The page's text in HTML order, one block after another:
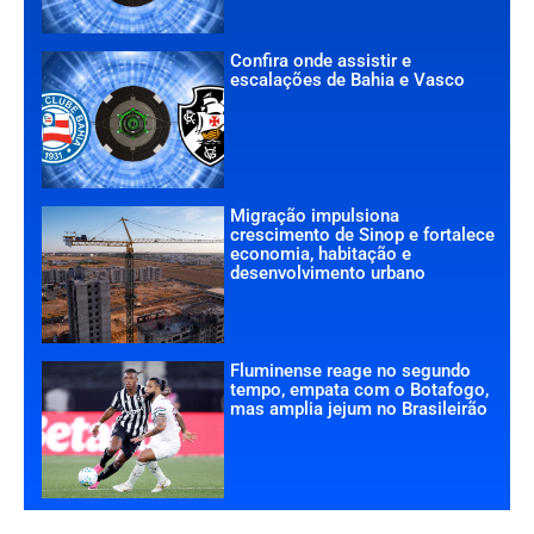
Confira onde assistir e
escalações de Bahia e Vasco
Migração impulsiona
crescimento de Sinop e fortalece
economia, habitação e
desenvolvimento urbano
Fluminense reage no segundo
tempo, empata com o Botafogo,
mas amplia jejum no Brasileirão